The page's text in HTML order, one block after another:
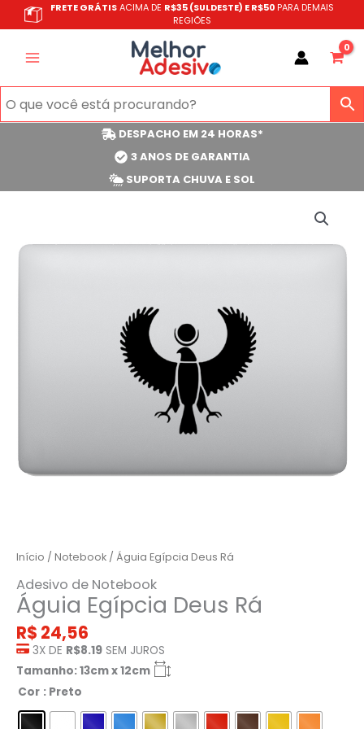
para
FRETE GRÁTISACIMA DE R$35 (SULDESTE) E R$50 PARA DEMAIS
REGIÕES
DESPACHO EM 24 HORAS*
3 ANOS DE GARANTIA
SUPORTA CHUVA E SOL
Início / Notebook / Águia Egípcia Deus Rá
Adesivo de Notebook
Águia Egípcia Deus Rá
R$ 24,56
3X DE R$8.19 SEM JUROS
Tamanho: 13cm x 12cm
Cor : Preto